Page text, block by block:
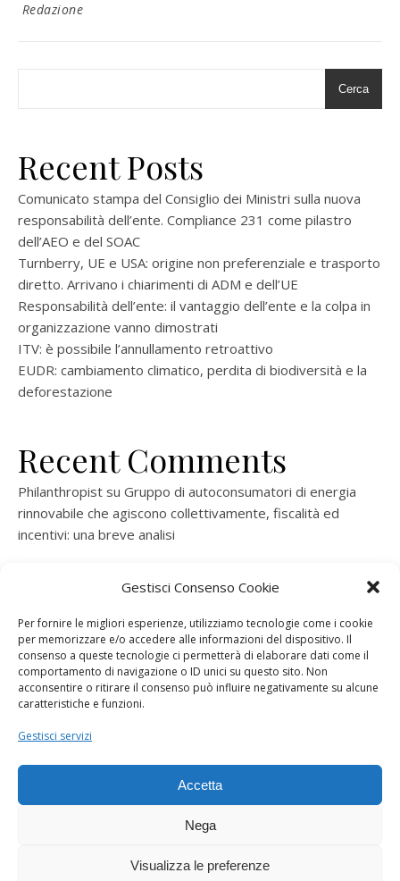
Gestisci Consenso Cookie
Per fornire le migliori esperienze, utilizziamo tecnologie come i cookie
per memorizzare e/o accedere alle informazioni del dispositivo. Il
consenso a queste tecnologie ci permetterà di elaborare dati come il
comportamento di navigazione o ID unici su questo sito. Non
acconsentire o ritirare il consenso può influire negativamente su alcune
caratteristiche e funzioni.
Gestisci servizi
Accetta
Nega
Visualizza le preferenze
Redazione
Cerca
Recent Posts
Comunicato stampa del Consiglio dei Ministri sulla nuova
responsabilità dell’ente. Compliance 231 come pilastro
dell’AEO e del SOAC
Turnberry, UE e USA: origine non preferenziale e trasporto
diretto. Arrivano i chiarimenti di ADM e dell’UE
Responsabilità dell’ente: il vantaggio dell’ente e la colpa in
organizzazione vanno dimostrati
ITV: è possibile l’annullamento retroattivo
EUDR: cambiamento climatico, perdita di biodiversità e la
deforestazione
Recent Comments
Philanthropist su Gruppo di autoconsumatori di energia
rinnovabile che agiscono collettivamente, fiscalità ed
incentivi: una breve analisi
rinnovabile che agiscono collettivamente, fiscalità ed
ramatogelsuGruppo di autoconsumatori di energia
rinnovabile che agiscono collettivamente, fiscalità ed
incentivi: una breve analisi
consorzio per la produzione di energia elettrica
Dogana Sostenibile 2026 ©